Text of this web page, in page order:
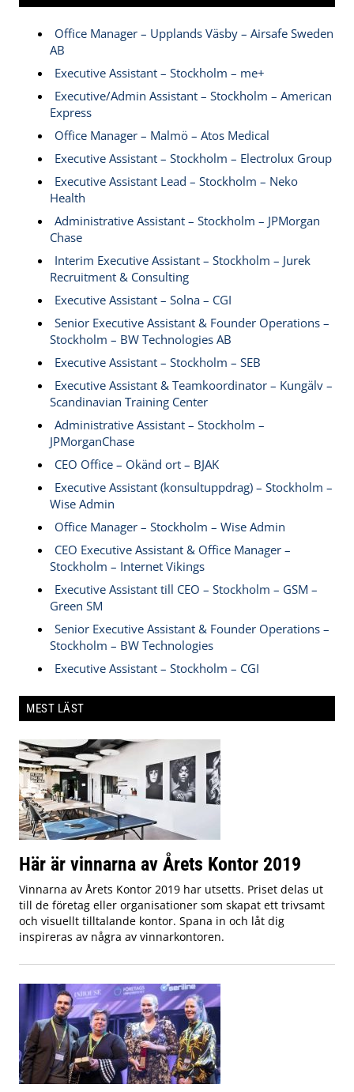
Office Manager – Upplands Väsby – Airsafe Sweden
AB
Executive Assistant – Stockholm – me+
Executive/Admin Assistant – Stockholm – American
Express
Office Manager – Malmö – Atos Medical
Executive Assistant – Stockholm – Electrolux Group
Executive Assistant Lead – Stockholm – Neko
Health
Administrative Assistant – Stockholm – JPMorgan
Chase
Interim Executive Assistant – Stockholm – Jurek
Recruitment & Consulting
Executive Assistant – Solna – CGI
Senior Executive Assistant & Founder Operations –
Stockholm – BW Technologies AB
Executive Assistant – Stockholm – SEB
Executive Assistant & Teamkoordinator – Kungälv –
Scandinavian Training Center
Administrative Assistant – Stockholm –
JPMorganChase
CEO Office – Okänd ort – BJAK
Executive Assistant (konsultuppdrag) – Stockholm –
Wise Admin
Office Manager – Stockholm – Wise Admin
CEO Executive Assistant & Office Manager –
Stockholm – Internet Vikings
Executive Assistant till CEO – Stockholm – GSM –
Green SM
Senior Executive Assistant & Founder Operations –
Stockholm – BW Technologies
Executive Assistant – Stockholm – CGI
MEST LÄST
Här är vinnarna av Årets Kontor 2019
Vinnarna av Årets Kontor 2019 har utsetts. Priset delas ut
till de företag eller organisationer som skapat ett trivsamt
och visuellt tilltalande kontor. Spana in och låt dig
inspireras av några av vinnarkontoren.